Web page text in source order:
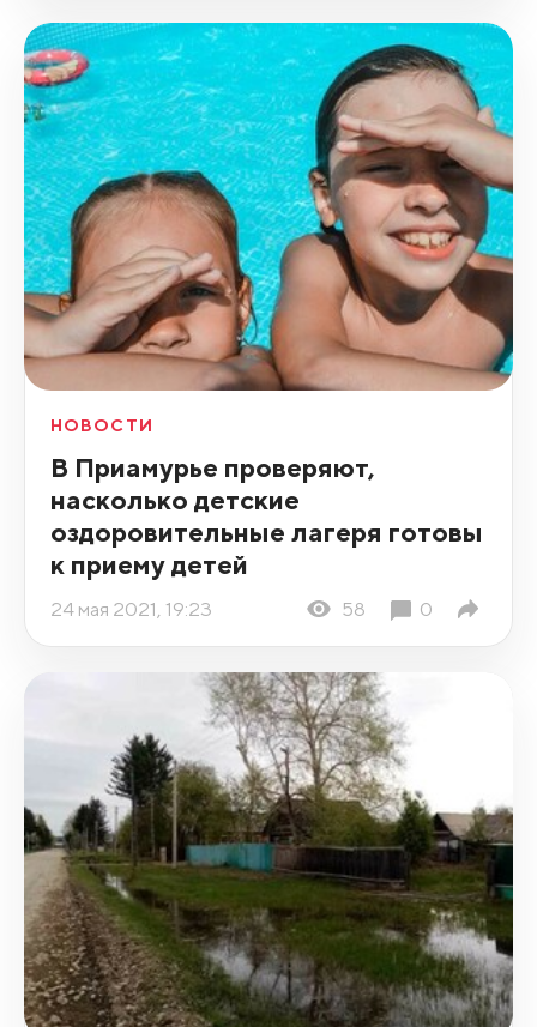
НОВОСТИ
В Приамурье проверяют,
насколько детские
оздоровительные лагеря готовы
к приему детей
24 мая 2021, 19:23 58 0